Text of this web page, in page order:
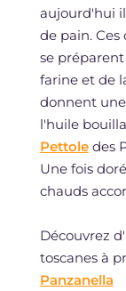
aujourd'hui
de pain.
se
farine et de
donnent
l'huile
Pettoledes
Une fois
chauds
Découvrez
toscanes à
Panzanella